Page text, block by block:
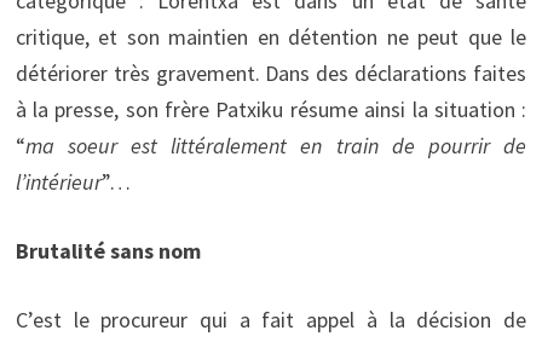
critique, et son maintien en détention ne peut que le
détériorer très gravement. Dans des déclarations faites
à la presse, son frère Patxiku résume ainsi la situation :
“ma soeur est littéralement en train de pourrir de
l’intérieur”…
Brutalité sans nom
C’est le procureur qui a fait appel à la décision de